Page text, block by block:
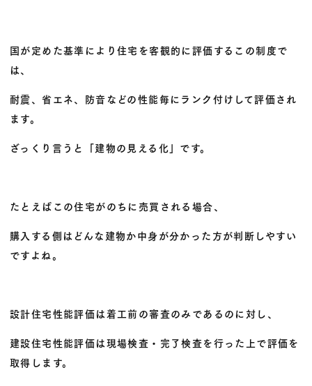
国が定めた基準により住宅を客観的に評価するこの制度で
は、
耐震、省エネ、防音などの性能毎にランク付けして評価され
ます。
ざっくり言うと「建物の見える化」です。
たとえばこの住宅がのちに売買される場合、
購入する側はどんな建物か中身が分かった方が判断しやすい
ですよね。
設計住宅性能評価は着工前の審査のみであるのに対し、
建設住宅性能評価は現場検査・完了検査を行った上で評価を
取得します。